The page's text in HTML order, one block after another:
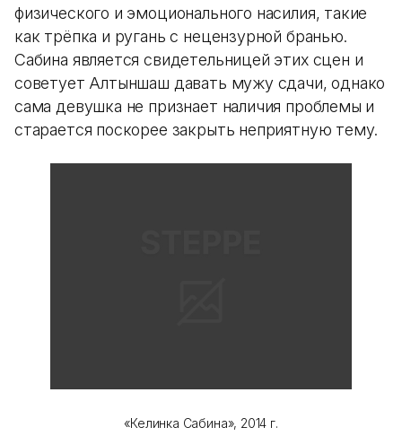
физического и эмоционального насилия, такие
как трёпка и ругань с нецензурной бранью.
Сабина является свидетельницей этих сцен и
советует Алтыншаш давать мужу сдачи, однако
сама девушка не признает наличия проблемы и
старается поскорее закрыть неприятную тему.
«Келинка Сабина», 2014 г.